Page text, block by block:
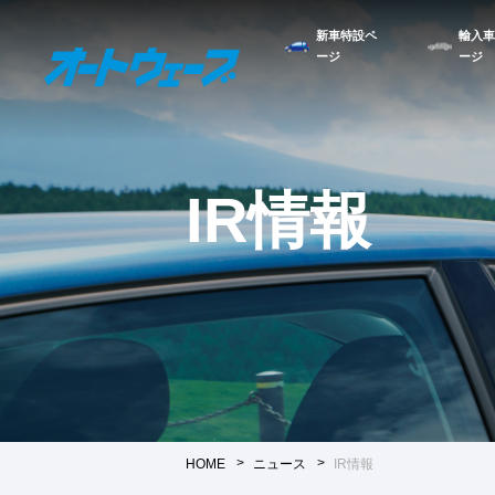
新車特設ペ
ージ
輸入
ージ
IR情報
HOME ニュース IR情報